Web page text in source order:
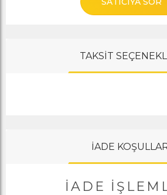
TAKSİT
İADE
İADE